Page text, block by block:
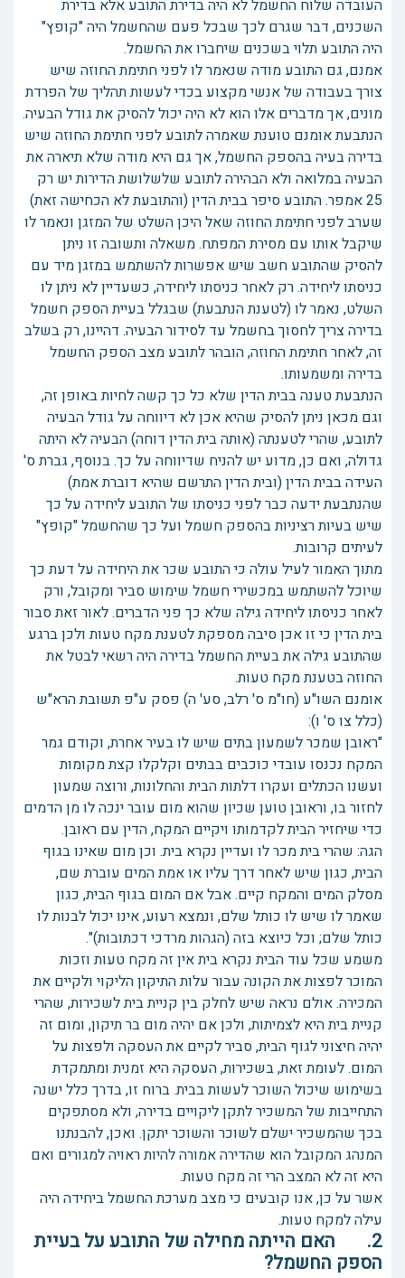
העובדה שלוח החשמל לא היה בדירת התובע אלא בדירת
השכנים, דבר שגרם לכך שבכל פעם שהחשמל היה "קופץ"
היה התובע תלוי בשכנים שיחברו את החשמל.
אמנם, גם התובע מודה שנאמר לו לפני חתימת החוזה שיש
צורך בעבודה של אנשי מקצוע בכדי לעשות תהליך של הפרדת
מונים, אך מדברים אלו הוא לא היה יכול להסיק את גודל הבעיה.
הנתבעת אומנם טוענת שאמרה לתובע לפני חתימת החוזה שיש
בדירה בעיה בהספק החשמל, אך גם היא מודה שלא תיארה את
הבעיה במלואה ולא הבהירה לתובע שלשלושת הדירות יש רק
25 אמפר. התובע סיפר בבית הדין (והתובעת לא הכחישה זאת)
שערב לפני חתימת החוזה שאל היכן השלט של המזגן ונאמר לו
שיקבל אותו עם מסירת המפתח. משאלה ותשובה זו ניתן
להסיק שהתובע חשב שיש אפשרות להשתמש במזגן מיד עם
כניסתו ליחידה. רק לאחר כניסתו ליחידה, כשעדיין לא ניתן לו
השלט, נאמר לו (לטענת הנתבעת) שבגלל בעיית הספק חשמל
בדירה צריך לחסוך בחשמל עד לסידור הבעיה. דהיינו, רק בשלב
זה, לאחר חתימת החוזה, הובהר לתובע מצב הספק החשמל
בדירה ומשמעותו.
הנתבעת טענה בבית הדין שלא כל כך קשה לחיות באופן זה,
וגם מכאן ניתן להסיק שהיא אכן לא דיווחה על גודל הבעיה
לתובע, שהרי לטענתה (אותה בית הדין דוחה) הבעיה לא היתה
גדולה, ואם כן, מדוע יש להניח שדיווחה על כך. בנוסף, גברת ס'
העידה בבית הדין (ובית הדין התרשם שהיא דוברת אמת)
שהנתבעת ידעה כבר לפני כניסתו של התובע ליחידה על כך
שיש בעיות רציניות בהספק חשמל ועל כך שהחשמל "קופץ"
לעיתים קרובות.
מתוך האמור לעיל עולה כי התובע שכר את היחידה על דעת כך
שיוכל להשתמש במכשירי חשמל שימוש סביר ומקובל, ורק
לאחר כניסתו ליחידה גילה שלא כך פני הדברים. לאור זאת סבור
בית הדין כי זו אכן סיבה מספקת לטענת מקח טעות ולכן ברגע
שהתובע גילה את בעיית החשמל בדירה היה רשאי לבטל את
החוזה בטענת מקח טעות.
אומנם השו"ע (חו"מ ס' רלב, סע' ה) פסק ע"פ תשובת הרא"ש
(כלל צו ס' ו):
"ראובן שמכר לשמעון בתים שיש לו בעיר אחרת, וקודם גמר
המקח נכנסו עובדי כוכבים בבתים וקלקלו קצת מקומות
ועשנו הכתלים ועקרו דלתות הבית והחלונות, ורוצה שמעון
לחזור בו, וראובן טוען שכיון שהוא מום עובר ינכה לו מן הדמים
כדי שיחזיר הבית לקדמותו ויקיים המקח, הדין עם ראובן.
הגה: שהרי בית מכר לו ועדיין נקרא בית. וכן מום שאינו בגוף
הבית, כגון שיש לאחר דרך עליו או אמת המים עוברת שם,
מסלק המים והמקח קיים. אבל אם המום בגוף הבית, כגון
שאמר לו שיש לו כותל שלם, ונמצא רעוע, אינו יכול לבנות לו
כותל שלם; וכל כיוצא בזה (הגהות מרדכי דכתובות)".
משמע שכל עוד הבית נקרא בית אין זה מקח טעות וזכות
המוכר לפצות את הקונה עבור עלות התיקון הליקוי ולקיים את
המכירה. אולם נראה שיש לחלק בין קניית בית לשכירות, שהרי
קניית בית היא לצמיתות, ולכן אם יהיה מום בר תיקון, ומום זה
יהיה חיצוני לגוף הבית, סביר לקיים את העסקה ולפצות על
המום. לעומת זאת, בשכירות, העסקה היא זמנית ומתמקדת
בשימוש שיכול השוכר לעשות בבית. ברוח זו, בדרך כלל ישנה
התחייבות של המשכיר לתקן ליקויים בדירה, ולא מסתפקים
בכך שהמשכיר ישלם לשוכר והשוכר יתקן. ואכן, להבנתנו
המנהג המקובל הוא שהדירה אמורה להיות ראויה למגורים ואם
היא זה לא המצב הרי זה מקח טעות.
אשר על כן, אנו קובעים כי מצב מערכת החשמל ביחידה היה
עילה למקח טעות.
2. האם הייתה מחילה של התובע על בעיית
הספק החשמל?